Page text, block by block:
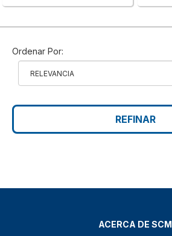
Ordenar Por:
REFINAR
ACERCA DE SCM